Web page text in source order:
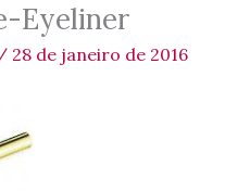
Eyeliner
/ 28 de janeiro de 2016